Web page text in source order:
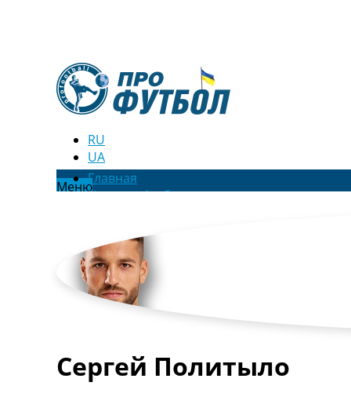
RU
UA
МенюГлавная
Новости футбола
Новости футбола Украины
Последние комментарии
Конкурс прогнозов
Логин
Рейтинги
Турниры
Сергей Политыло